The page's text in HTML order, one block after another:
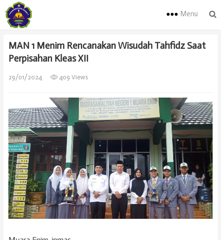
Menu
MAN 1 Menim Rencanakan Wisudah Tahfidz Saat
Perpisahan Kleas XII
29/01/2024 409 Views